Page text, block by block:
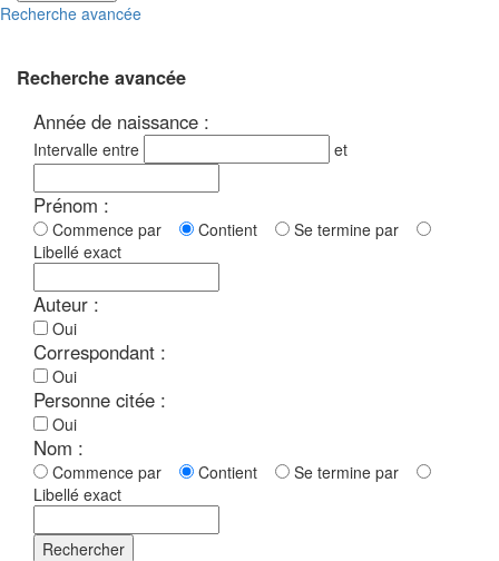
Recherche avancée
Recherche avancée
Année de naissance :
Intervalle entre et
Prénom :
Commence par Contient
Se termine par
Libellé exact
Auteur :
Oui
Correspondant :
Oui
Personne citée :
Oui
Nom :
Commence par Contient
Se termine par
Libellé exact
Rechercher